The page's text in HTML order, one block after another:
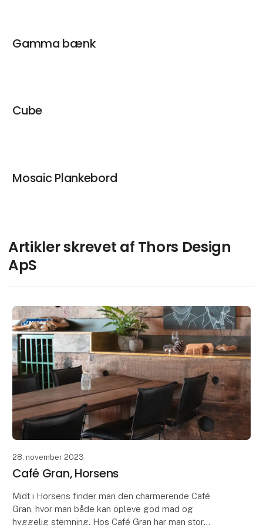
Gamma bænk
Cube
Mosaic Plankebord
Artikler skrevet af Thors Design
ApS
28. november 2023
Café Gran, Horsens
Midt i Horsens finder man den charmerende Café
Gran, hvor man både kan opleve god mad og
hyggelig stemning. Hos Café Gran har man stor